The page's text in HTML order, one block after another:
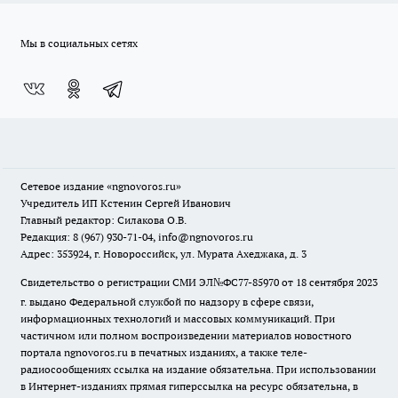
Мы в социальных сетях
Сетевое издание «ngnovoros.ru»
Учредитель ИП Кстенин Сергей Иванович
Главный редактор: Силакова О.В.
Редакция: 8 (967) 930-71-04, info@ngnovoros.ru
Адрес: 353924, г. Новороссийск, ул. Мурата Ахеджака, д. 3
Свидетельство о регистрации СМИ ЭЛ№ФС77-85970 от 18 сентября 2023
г. выдано Федеральной службой по надзору в сфере связи,
информационных технологий и массовых коммуникаций. При
частичном или полном воспроизведении материалов новостного
портала ngnovoros.ru в печатных изданиях, а также теле-
радиосообщениях ссылка на издание обязательна. При использовании
в Интернет-изданиях прямая гиперссылка на ресурс обязательна, в